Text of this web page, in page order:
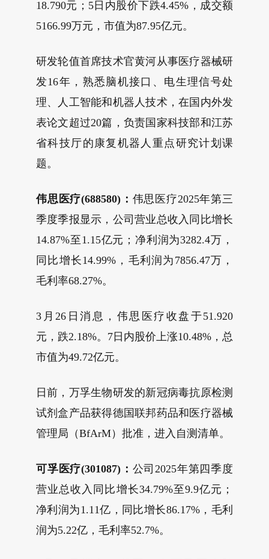
18.790元；5日内股价下跌4.45%，成交额
5166.99万元，市值为87.95亿元。
研发轮值首席技术官黄河从事医疗器械研
发16年，熟悉脑机接口、电生理信号处
理、人工智能和机器人技术，在国内外发
表论文超过20篇，负责国家科技部和江苏
省科技厅的康复机器人重点研究计划课
题。
伟思医疗(688580)： 伟思医疗2025年第三
季度季报显示，公司营业总收入同比增长
14.87%至1.15亿元；净利润为3282.4万，
同比增长14.99%，毛利润为7856.47万，
毛利率68.27%。
3月26日消息，伟思医疗收盘于51.920
元，跌2.18%。7日内股价上涨10.48%，总
市值为49.72亿元。
日前，万孚生物研发的新冠病毒抗原检测
试剂盒产品获得德国联邦药品和医疗器械
管理局（BfArM）批准，进入自测清单。
可孚医疗(301087)： 公司2025年第四季度
营业总收入同比增长34.79%至9.9亿元；
净利润为1.11亿，同比增长86.17%，毛利
润为5.22亿，毛利率52.7%。